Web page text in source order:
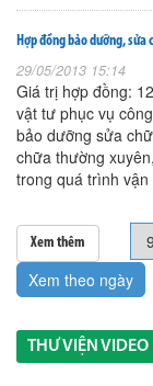
Hợp đồng bảo dưỡng,
29/05/2013 15:14
Giá trị hợp đồng:
vật tư phục vụ
bảo dưỡng sửa
chữa thường
trong quá trình vận
Xem thêm
Xem theo ngày
THƯ VIỆN VIDEO